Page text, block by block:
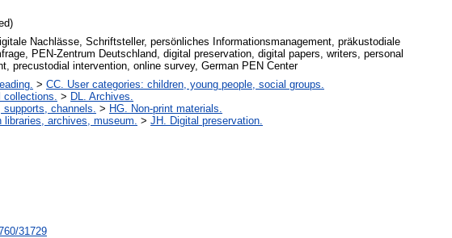
Nachlässe, Schriftsteller, persönliches Informationsmanagement, präkustodiale
PEN-Zentrum Deutschland, digital preservation, digital papers, writers, personal
precustodial intervention, online survey, German PEN Center
> CC. User categories: children, young people, social groups.
> DL. Archives.
channels. > HG. Non-print materials.
archives, museum. > JH. Digital preservation.
31729